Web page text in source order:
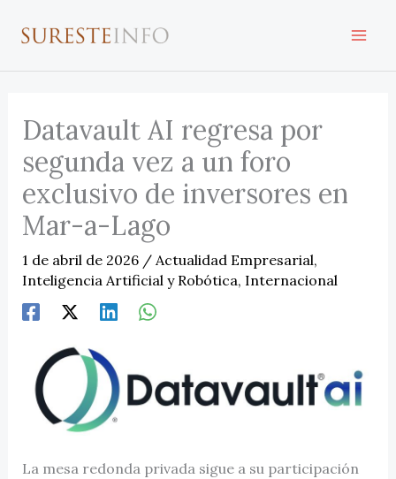
Datavault AI regresa por
segunda vez a un foro
exclusivo de inversores en
Mar-a-Lago
1 de abril de 2026 / Actualidad Empresarial,
Inteligencia Artificial y Robótica, Internacional
La mesa redonda privada sigue a su participación